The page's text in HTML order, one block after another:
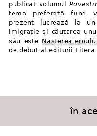
publicat volumul
tema preferată fiind
prezent lucrează la un
imigrație și căutarea
său este Nașterea eroului
de debut al editurii Litera
în